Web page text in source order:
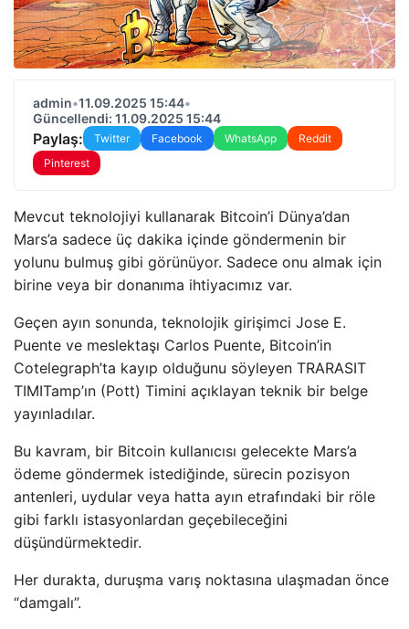
admin•11.09.2025 15:44•
Güncellendi: 11.09.2025 15:44
Paylaş: Twitter Facebook WhatsApp
Reddit
Pinterest
Mevcut teknolojiyi kullanarak Bitcoin’i Dünya’dan
Mars’a sadece üç dakika içinde göndermenin bir
yolunu bulmuş gibi görünüyor. Sadece onu almak için
birine veya bir donanıma ihtiyacımız var.
Geçen ayın sonunda, teknolojik girişimci Jose E.
Puente ve meslektaşı Carlos Puente, Bitcoin’in
Cotelegraph’ta kayıp olduğunu söyleyen TRARASIT
TIMITamp’ın (Pott) Timini açıklayan teknik bir belge
yayınladılar.
Bu kavram, bir Bitcoin kullanıcısı gelecekte Mars’a
ödeme göndermek istediğinde, sürecin pozisyon
antenleri, uydular veya hatta ayın etrafındaki bir röle
gibi farklı istasyonlardan geçebileceğini
düşündürmektedir.
Her durakta, duruşma varış noktasına ulaşmadan önce
“damgalı”.